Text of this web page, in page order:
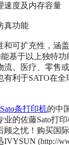
速度及内存容量
真功能
可扩充性，涵
基于以上独特功
流、医疗、零售
有利于SATO在
条打印机的中
的佐藤Sato打
之忧！ 购买国
(http://